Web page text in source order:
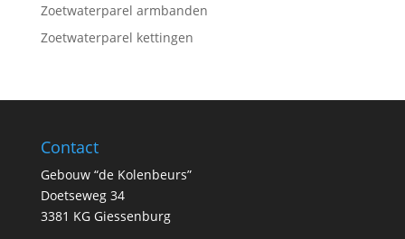
Zoetwaterparel armbanden
Zoetwaterparel kettingen
Contact
Gebouw “de Kolenbeurs”
Doetseweg 34
3381 KG Giessenburg